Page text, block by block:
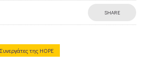
SHARE
της HOPE